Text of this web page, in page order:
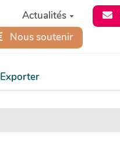
Actualités
Nous soutenir
Exporter